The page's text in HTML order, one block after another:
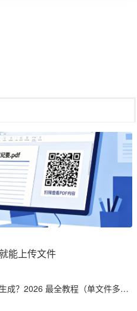
能上传文件
成？2026 最全教程（单文件多文